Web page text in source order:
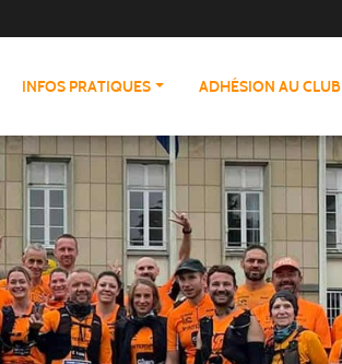
INFOS PRATIQUES ADHÉSION AU CLUB